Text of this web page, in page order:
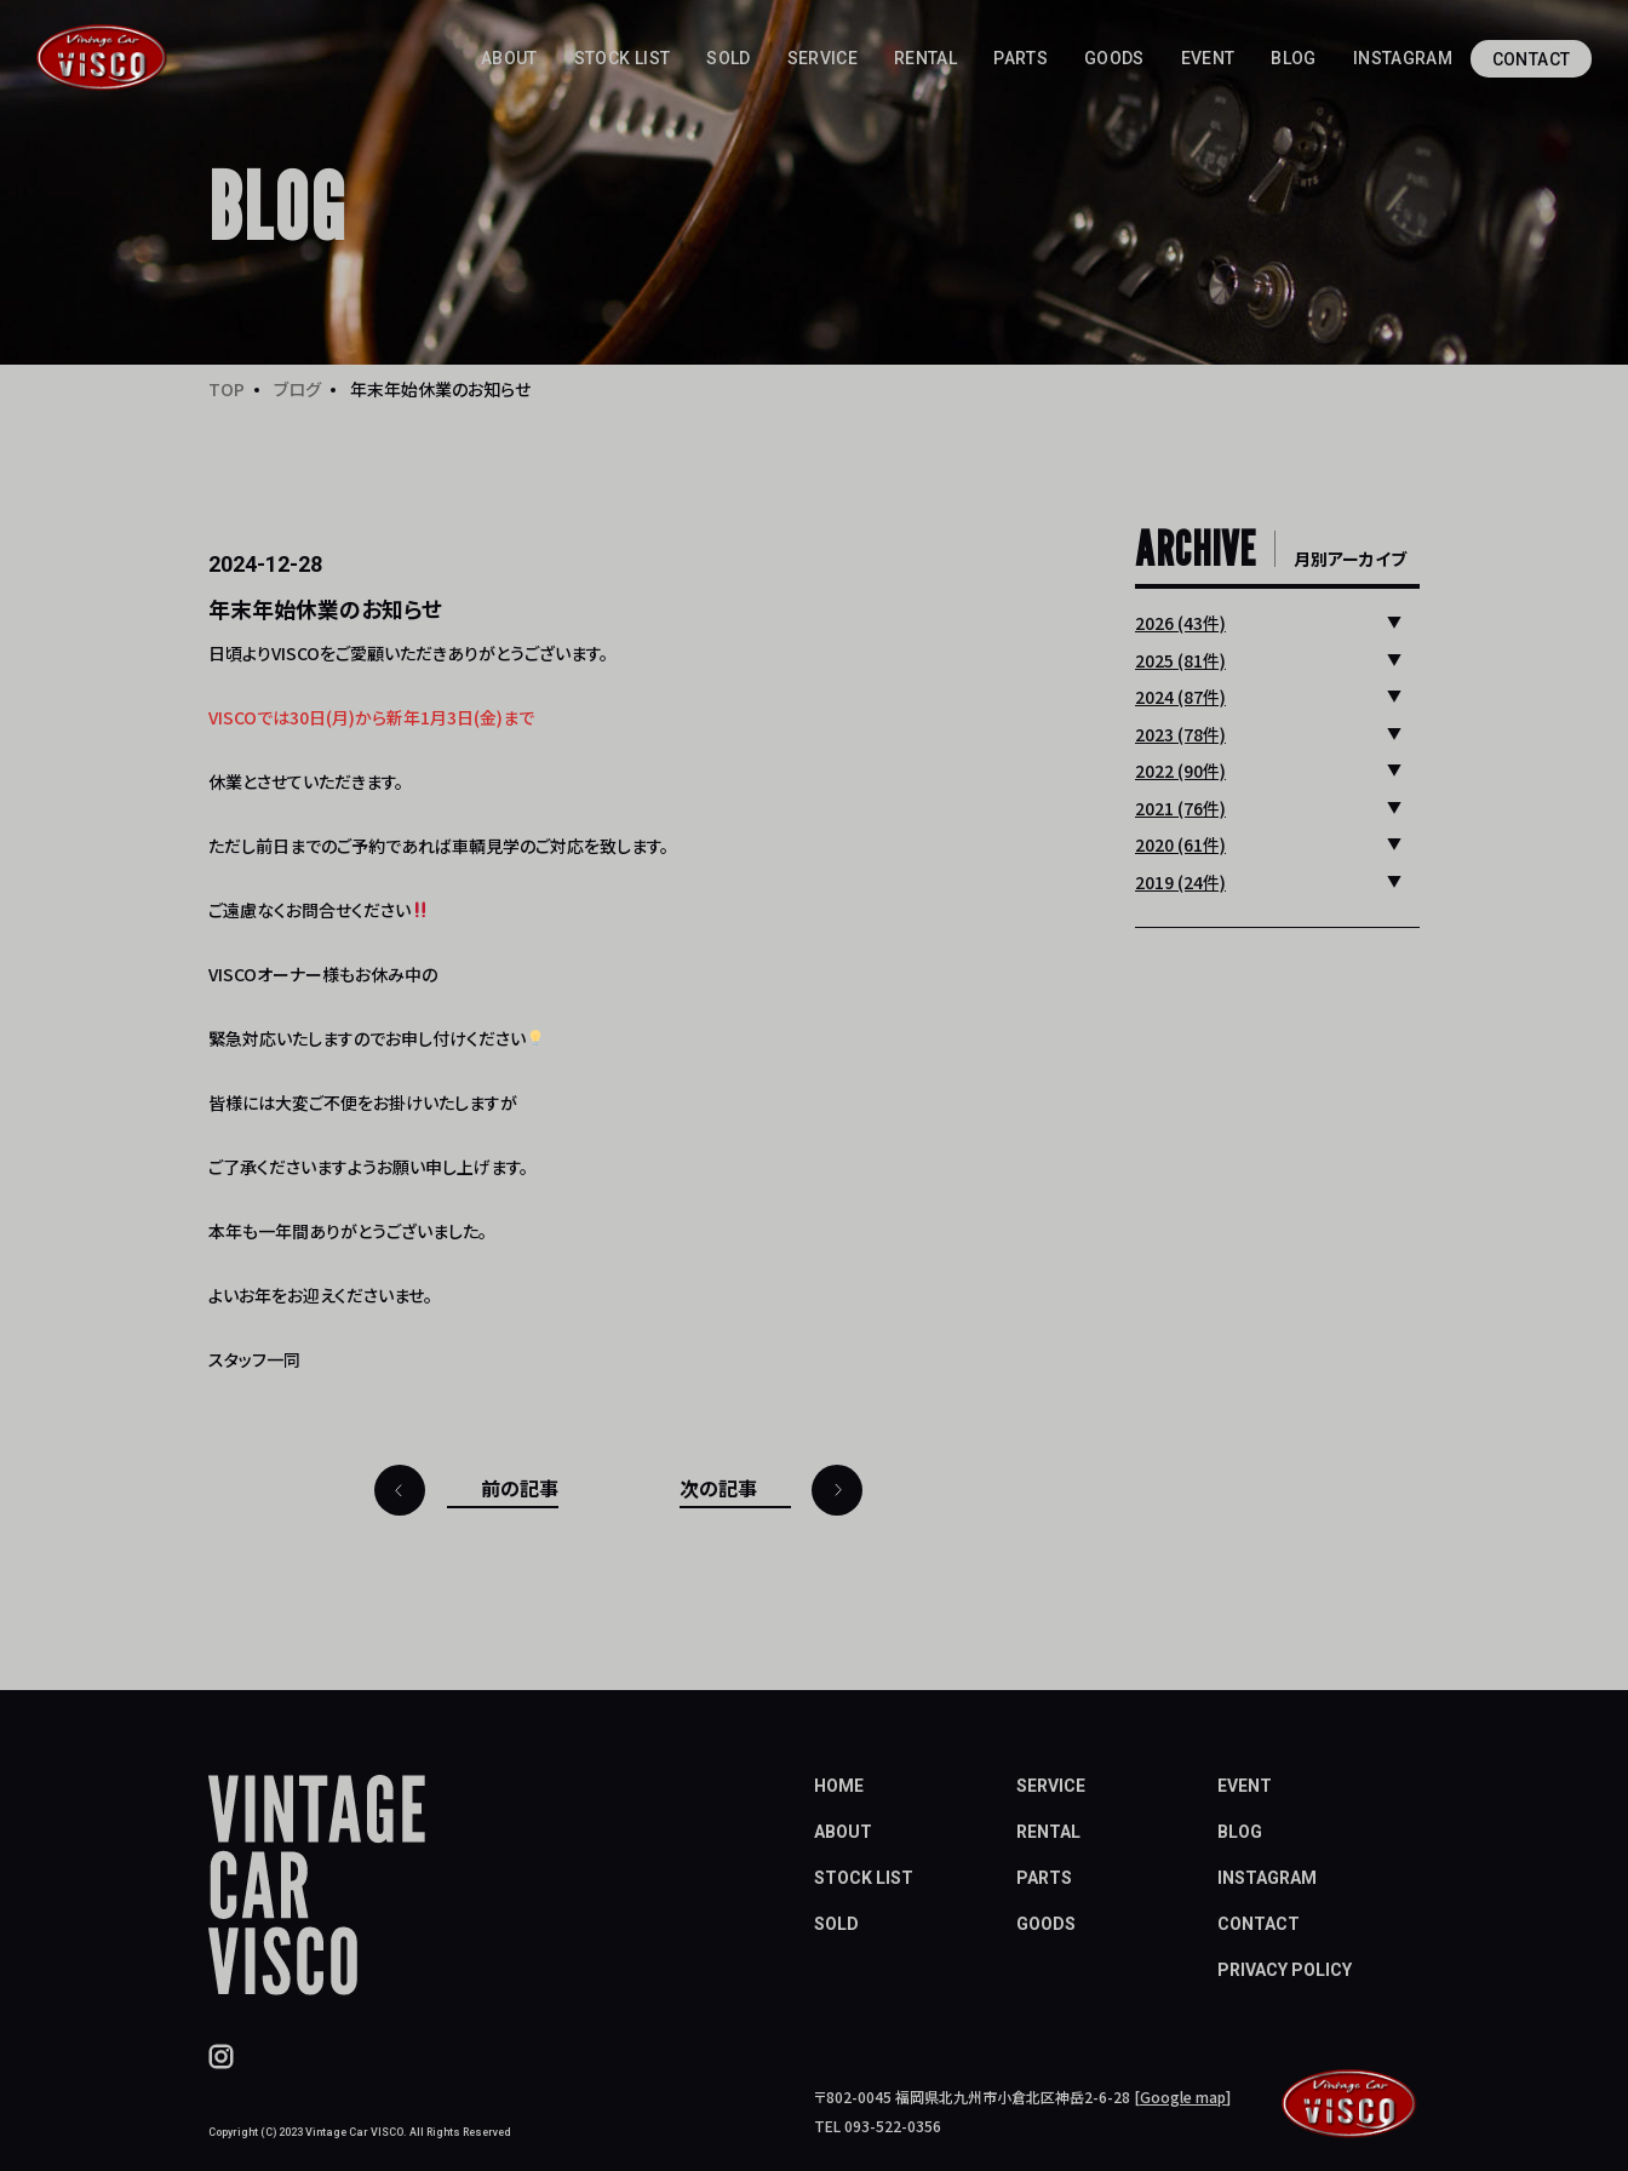
ABOUT STOCK LIST SOLD SERVICE RENTAL PARTS GOODS EVENT BLOG INSTAGRAM CONTACT
BLOG
TOP ブログ 年末年始休業のお知らせ
2024-12-28
年末年始休業のお知らせ
日頃よりVISCOをご愛顧いただきありがとうございます。
VISCOでは30日(月)から新年1月3日(金)まで
休業とさせていただきます。
ただし前日までのご予約であれば車輌見学のご対応を致します。
ご遠慮なくお問合せください
VISCOオーナー様もお休み中の
緊急対応いたしますのでお申し付けください
皆様には大変ご不便をお掛けいたしますが
ご了承くださいますようお願い申し上げます。
本年も一年間ありがとうございました。
よいお年をお迎えくださいませ。
スタッフ一同
前の記事 次の記事
ARCHIVE 月別アーカイブ
2026 (43件)
2025 (81件)
2024 (87件)
2023 (78件)
2022 (90件)
2021 (76件)
2020 (61件)
2019 (24件)
HOME
ABOUT
STOCK LIST
SOLD
SERVICE
RENTAL
PARTS
GOODS
EVENT
BLOG
INSTAGRAM
CONTACT
PRIVACY POLICY
〒802-0045 福岡県北九州市小倉北区神岳2-6-28 [Google map]
TEL 093-522-0356
Copyright (C) 2023 Vintage Car VISCO. All Rights Reserved